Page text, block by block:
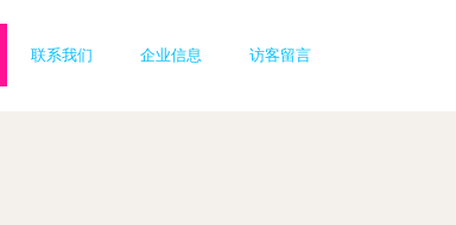
联系我们 企业信息 访客留言